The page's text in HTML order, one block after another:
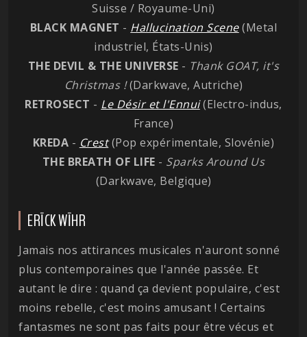
Suisse / Royaume-Uni)
BLACK MAGNET - Hallucination Scene(Metal
industriel, États-Unis)
THE DEVIL & THE UNIVERSE - Thank GOAT, it's
Christmas !(Darkwave, Autriche)
RETROSECT - Le Désir et l'Ennui(Electro-indus,
France)
KREDA - Crest(Pop expérimentale, Slovénie)
THE BREATH OF LIFE - Sparks Around Us
(Darkwave, Belgique)
ERĪCK WĪHR
Jamais nos attirances musicales n'auront sonné
plus contemporaines que l'année passée. Et
autant le dire : quand ça devient populaire, c'est
moins rebelle, c'est moins amusant ! Certains
fantasmes ne sont pas faits pour être vécus et